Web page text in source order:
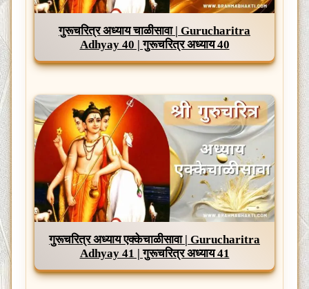
गुरूचरित्र अध्याय चाळीसावा | Gurucharitra
Adhyay 40 | गुरूचरित्र अध्याय 40
गुरूचरित्र अध्याय एक्केचाळीसावा | Gurucharitra
Adhyay 41 | गुरूचरित्र अध्याय 41